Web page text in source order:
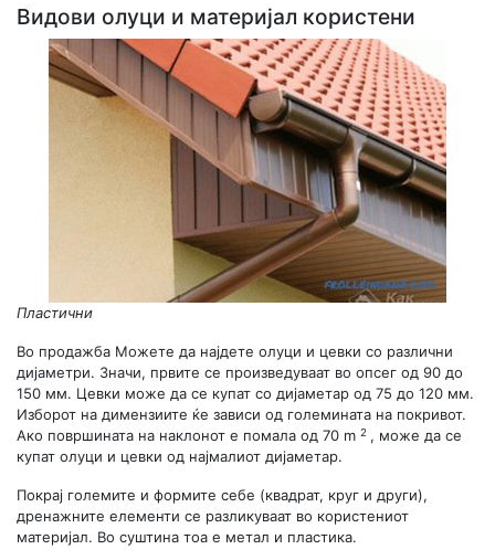
Видови олуци и материјал користени
Пластични
Во продажба Можете да најдете олуци и цевки со различни
дијаметри. Значи, првите се произведуваат во опсег од 90 до
150 мм. Цевки може да се купат со дијаметар од 75 до 120 мм.
Изборот на димензиите ќе зависи од големината на покривот.
Ако површината на наклонот е помала од 70 m 2 , може да се
купат олуци и цевки од најмалиот дијаметар.
Покрај големите и формите себе (квадрат, круг и други),
дренажните елементи се разликуваат во користениот
материјал. Во суштина тоа е метал и пластика.